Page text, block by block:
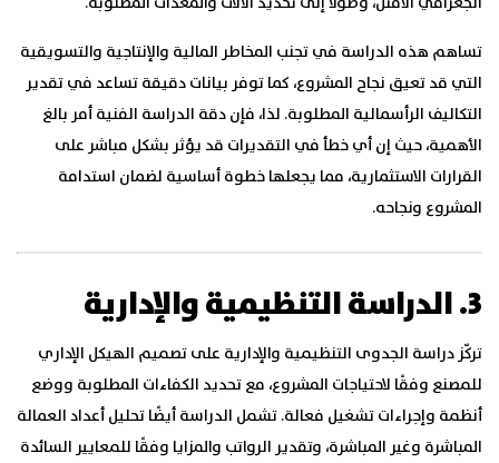
تساهم هذه الدراسة في تجنب المخاطر المالية والإنتاجية والتسويقية
التي قد تعيق نجاح المشروع، كما توفر بيانات دقيقة تساعد في تقدير
التكاليف الرأسمالية المطلوبة. لذا، فإن دقة الدراسة الفنية أمر بالغ
الأهمية، حيث إن أي خطأ في التقديرات قد يؤثر بشكل مباشر على
القرارات الاستثمارية، مما يجعلها خطوة أساسية لضمان استدامة
المشروع ونجاحه.
3. الدراسة التنظيمية والإدارية
تركّز دراسة الجدوى التنظيمية والإدارية على تصميم الهيكل الإداري
للمصنع وفقًا لاحتياجات المشروع، مع تحديد الكفاءات المطلوبة ووضع
أنظمة وإجراءات تشغيل فعالة. تشمل الدراسة أيضًا تحليل أعداد العمالة
المباشرة وغير المباشرة، وتقدير الرواتب والمزايا وفقًا للمعايير السائدة